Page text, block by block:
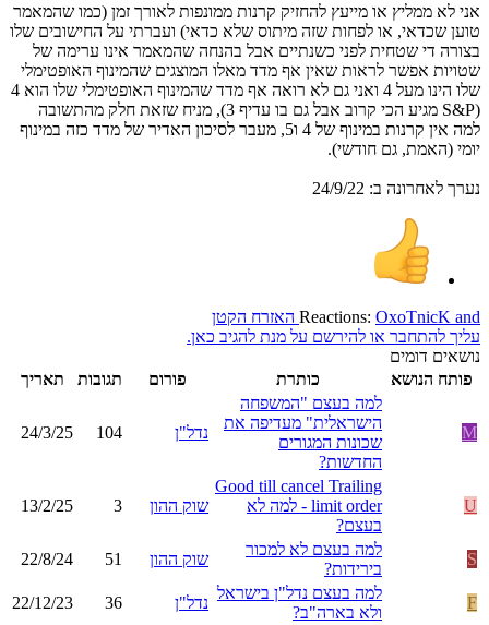
אני לא ממליץ או מייעץ להחזיק קרנות ממונפות לאורך זמן (כמו שהמאמר
טוען שכדאי, או לפחות שזה מיתוס שלא כדאי) ועברתי על החישובים שלו
בצורה די שטחית לפני כשנתיים אבל בהנחה שהמאמר אינו ערימה של
שטויות אפשר לראות שאין אף מדד מאלו המוצגים שהמינוף האופטימלי
שלו הינו מעל 4 ואני גם לא רואה אף מדד שהמינוף האופטימלי שלו הוא 4
(S&P מגיע הכי קרוב אבל גם בו עדיף 3), מניח שזאת חלק מהתשובה
למה אין קרנות במינוף של 4 ו5, מעבר לסיכון האדיר של מדד כזה במינוף
יומי (האמת, גם חודשי).
נערך לאחרונה ב: 24/9/22
Reactions: OxoTnicK and
האזרח הקטן
עליך להתחבר או להירשם על מנת להגיב כאן.
נושאים דומים
פותח הנושא
כותרת פורום תגובות תאריך
M
למה בעצם "המשפחה
הישראלית" מעדיפה את
שכונות המגורים
החדשות?
נדל"ן 104
24/3/25
U
Good till cancel Trailing
limit order - למה לא
בעצם?
שוק ההון 3
13/2/25
S
למה בעצם לא למכור
בירידות?
שוק ההון 51
22/8/24
F
למה בעצם נדל"ן בישראל
ולא בארה"ב?
נדל"ן 36
22/12/23